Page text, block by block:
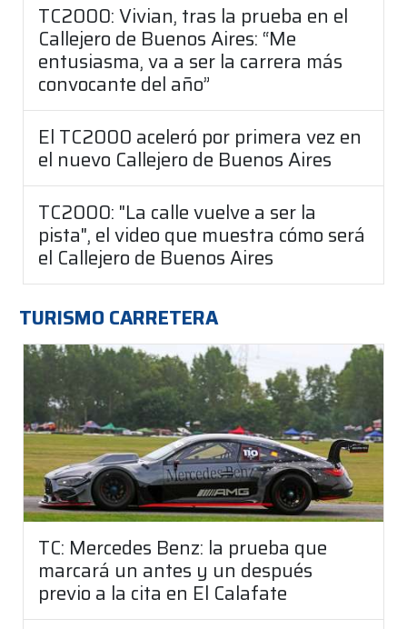
TC2000: Vivian, tras la prueba en el
Callejero de Buenos Aires: “Me
entusiasma, va a ser la carrera más
convocante del año”
El TC2000 aceleró por primera vez en
el nuevo Callejero de Buenos Aires
TC2000: "La calle vuelve a ser la
pista", el video que muestra cómo será
el Callejero de Buenos Aires
TURISMO CARRETERA
TC: Mercedes Benz: la prueba que
marcará un antes y un después
previo a la cita en El Calafate